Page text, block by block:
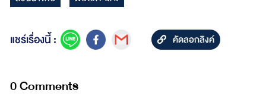
แชร์เรื่องนี้ : คัดลอกลิงค์
0 Comments